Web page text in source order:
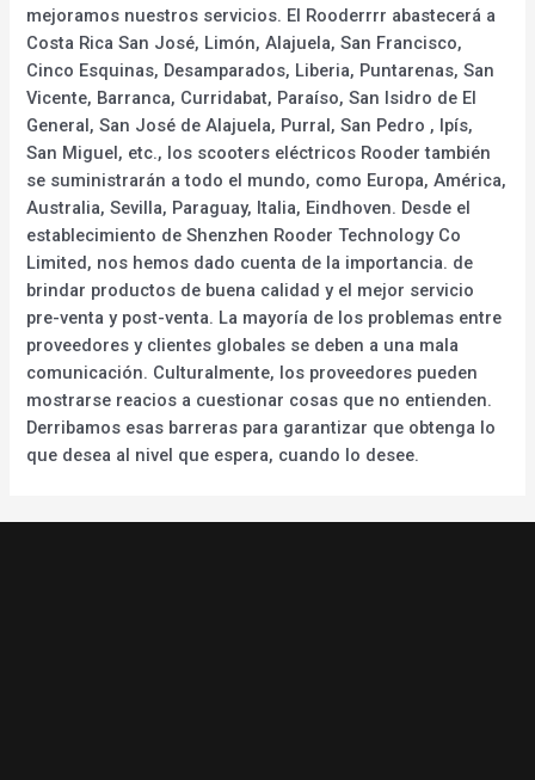
mejoramos nuestros servicios. El Rooderrrr abastecerá a
Costa Rica San José, Limón, Alajuela, San Francisco,
Cinco Esquinas, Desamparados, Liberia, Puntarenas, San
Vicente, Barranca, Curridabat, Paraíso, San Isidro de El
General, San José de Alajuela, Purral, San Pedro , Ipís,
San Miguel, etc., los scooters eléctricos Rooder también
se suministrarán a todo el mundo, como Europa, América,
Australia, Sevilla, Paraguay, Italia, Eindhoven. Desde el
establecimiento de Shenzhen Rooder Technology Co
Limited, nos hemos dado cuenta de la importancia. de
brindar productos de buena calidad y el mejor servicio
pre-venta y post-venta. La mayoría de los problemas entre
proveedores y clientes globales se deben a una mala
comunicación. Culturalmente, los proveedores pueden
mostrarse reacios a cuestionar cosas que no entienden.
Derribamos esas barreras para garantizar que obtenga lo
que desea al nivel que espera, cuando lo desee.